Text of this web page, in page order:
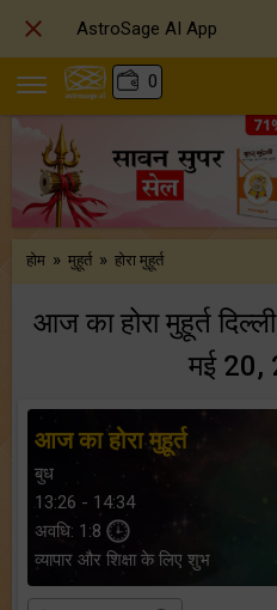
0
होम » मुहूर्त » होरा मुहूर्त
आज का होरा मुहूर्त
मई 20,
आज का होरा मुहूर्त
बुध
13:26 - 14:34
अवधि: 1:8
व्यापार और शिक्षा के लिए शुभ
 AstroSage AI App